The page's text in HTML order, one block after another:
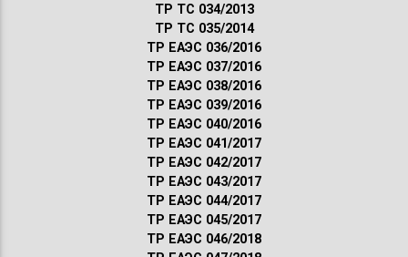
ТР ТС 034/2013
ТР ТС 035/2014
ТР ЕАЭС 036/2016
ТР ЕАЭС 037/2016
ТР ЕАЭС 038/2016
ТР ЕАЭС 039/2016
ТР ЕАЭС 040/2016
ТР ЕАЭС 041/2017
ТР ЕАЭС 042/2017
ТР ЕАЭС 043/2017
ТР ЕАЭС 044/2017
ТР ЕАЭС 045/2017
ТР ЕАЭС 046/2018